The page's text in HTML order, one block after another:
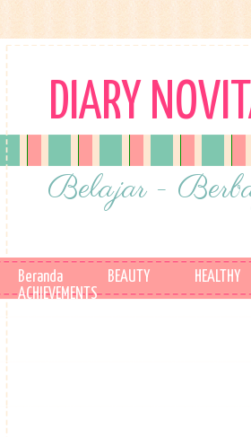
DIARY
Belajar -
Beranda BEAUTY HEALTHY
ACHIEVEMENTS